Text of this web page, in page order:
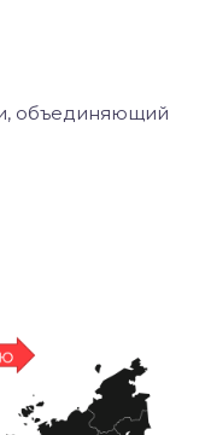
объединяющий